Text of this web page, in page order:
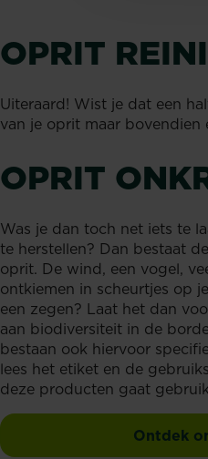
OPRIT
Uiteraard! Wist je dat een
van je oprit maar
OPRIT
Was je dan toch net iets te
te herstellen? Dan bestaat
oprit. De wind, een vogel,
ontkiemen in scheurtjes op
een zegen? Laat het dan
aan biodiversiteit in de
bestaan ook hiervoor
lees het etiket en de
deze producten gaat
Ontdek